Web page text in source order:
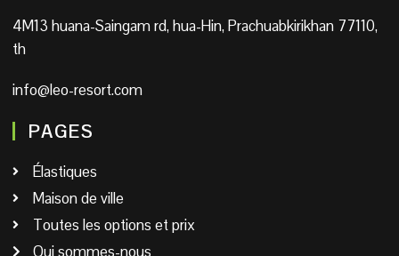
4M13 huana-Saingam rd, hua-Hin, Prachuabkirikhan 77110,
th
info@leo-resort.com
PAGES
Élastiques
Maison de ville
Toutes les options et prix
Qui sommes-nous